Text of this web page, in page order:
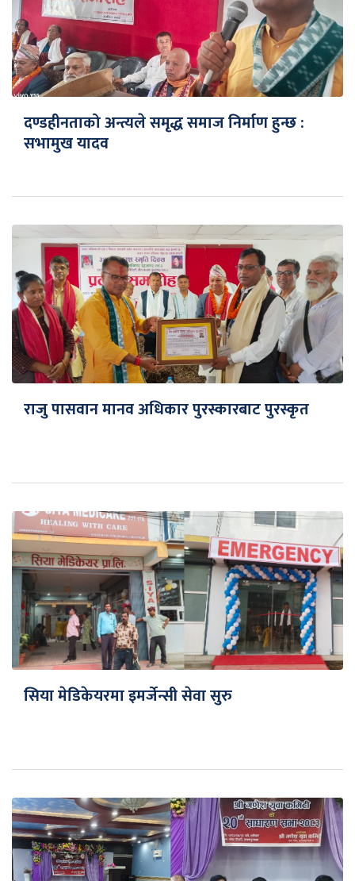
दण्डहीनताको अन्त्यले समृद्ध समाज निर्माण हुन्छ :
सभामुख यादव
राजु पासवान मानव अधिकार पुरस्कारबाट पुरस्कृत
सिया मेडिकेयरमा इमर्जेन्सी सेवा सुरु